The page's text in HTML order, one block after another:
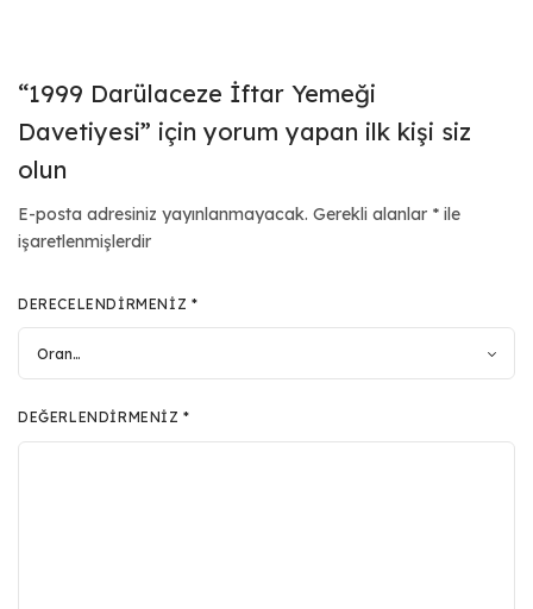
“1999 Darülaceze İftar Yemeği
Davetiyesi” için yorum yapan ilk kişi siz
olun
E-posta adresiniz yayınlanmayacak. Gerekli alanlar * ile
işaretlenmişlerdir
DERECELENDIRMENIZ *
DEĞERLENDIRMENIZ*